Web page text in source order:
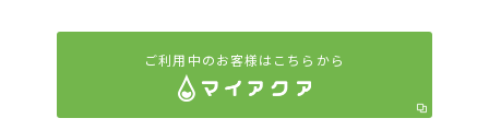
ご利用中のお客様はこちらから